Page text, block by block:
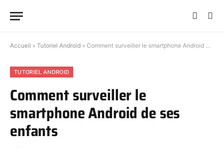
Accueil » Tutoriel Android » Comment surveiller le smartphone Android de ses enfants
TUTORIEL ANDROID
Comment surveiller le
smartphone Android de ses
enfants